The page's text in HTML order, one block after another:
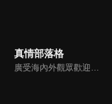
真情部落格
廣受海內外觀眾歡迎的真情部落格，是以見證故事為主軸的訪談節目，由知名主播夏嘉璐主持，莊信德牧師、黃國倫牧師回應，來賓在節目中自在的暢談自己的生命歷程，這些最真實的生命見證也幫助許多人走出低谷。